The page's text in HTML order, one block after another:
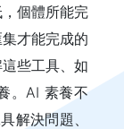
個體所能完
才能完成的
些工具、如
。AI 素養不
解決問題、